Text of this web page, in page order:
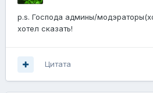
p.s. Господа админы/
хотел сказать!
Цитата